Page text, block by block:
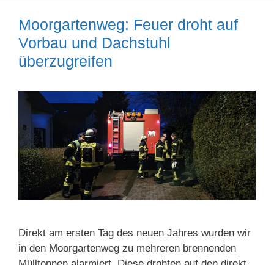
Moorgartenweg: Feuer droht auf
Vorbau und Dachstuhl
überzugreifen
Direkt am ersten Tag des neuen Jahres wurden wir
in den Moorgartenweg zu mehreren brennenden